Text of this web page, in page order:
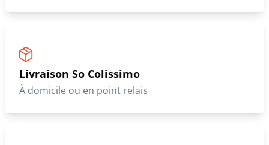
Livraison So Colissimo
À domicile ou en point relais